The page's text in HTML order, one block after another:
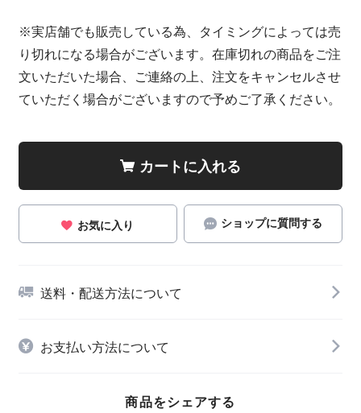
※実店舗でも販売している為、タイミングによっては売
り切れになる場合がございます。在庫切れの商品をご注
文いただいた場合、ご連絡の上、注文をキャンセルさせ
ていただく場合がございますので予めご了承ください。
カートに入れる
お気に入り ショップに質問する
送料・配送方法について
お支払い方法について
商品をシェアする